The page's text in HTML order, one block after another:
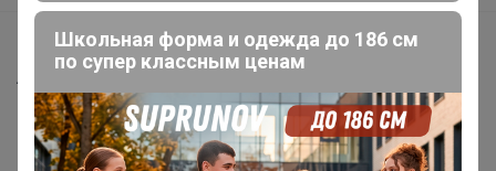
Все предложения
Анонсы
Новости
Поддержка альпак
Школьная форма и одежда до 186 см
по супер классным ценам